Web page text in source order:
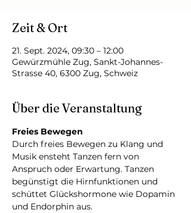
Zeit & Ort
21. Sept. 2024, 09:30 – 12:00
Gewürzmühle Zug, Sankt-Johannes-
Strasse 40, 6300 Zug, Schweiz
Über die Veranstaltung
Freies Bewegen
Durch freies Bewegen zu Klang und
Musik ensteht Tanzen fern von
Anspruch oder Erwartung. Tanzen
begünstigt die Hirnfunktionen und
schüttet Glückshormone wie Dopamin
und Endorphin aus.